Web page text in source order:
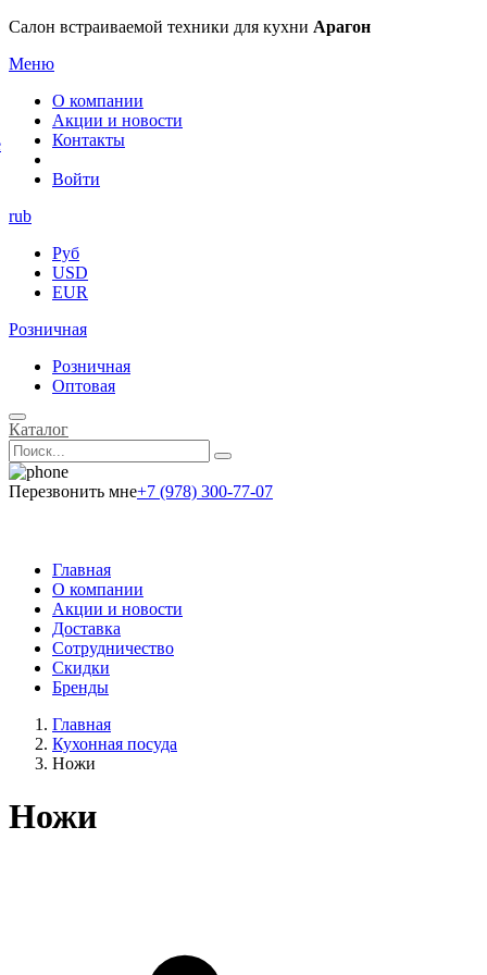
Салон встраиваемой техники для кухни Арагон
Меню
О компании
Акции и новости
Контакты
Войти
rub
Руб
USD
EUR
Розничная
Розничная
Оптовая
Каталог
Перезвонить мне+7 (978) 300-77-07
Главная
О компании
Акции и новости
Доставка
Сотрудничество
Скидки
Бренды
Главная
Кухонная посуда
Ножи
Ножи